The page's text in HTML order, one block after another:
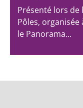
Présenté lors de
Pôles, organisée
le Panorama...